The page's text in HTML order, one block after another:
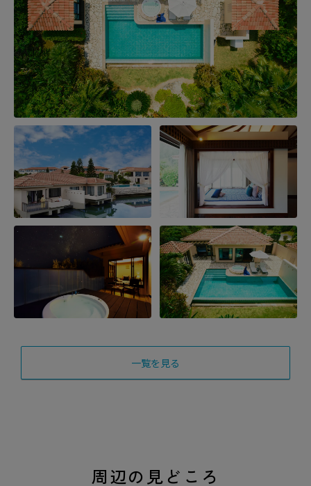
一覧を見る
周辺の見どころ